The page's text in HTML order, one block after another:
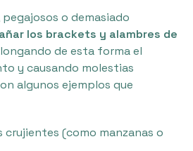
o demasiado
los brackets y alambres de
de esta forma el
y causando molestias
algunos ejemplos que
crujientes (como manzanas o